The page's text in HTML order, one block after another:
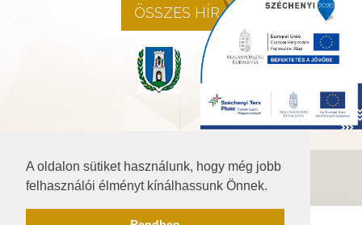
A oldalon sütiket használunk, hogy még jobb
felhasználói élményt kínálhassunk Önnek.
ÖSSZES HÍR
©2026 Baranya.hu
Akadálymentesítési nyilatkozat